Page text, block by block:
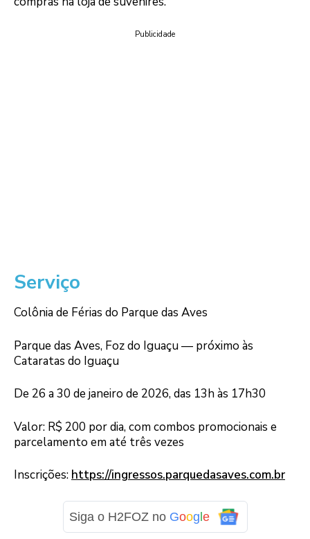
Publicidade
Serviço
Colônia de Férias do Parque das Aves
Parque das Aves, Foz do Iguaçu — próximo às
Cataratas do Iguaçu
De 26 a 30 de janeiro de 2026, das 13h às 17h30
Valor: R$ 200 por dia, com combos promocionais e
parcelamento em até três vezes
Inscrições: https://ingressos.parquedasaves.com.br
Siga o H2FOZ no Google